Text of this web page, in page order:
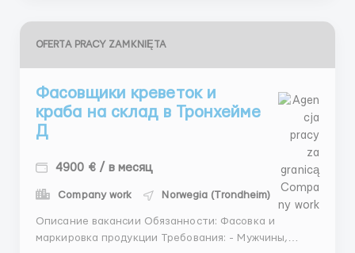
OFERTA PRACY ZAMKNIĘTA
Фасовщики креветок и
краба на склад в Тронхейме
Д
4900 € / в месяц
Company work Norwegia (Trondheim)
Описание вакансии Обязанности: Фасовка и
маркировка продукции Требования: - Мужчины,